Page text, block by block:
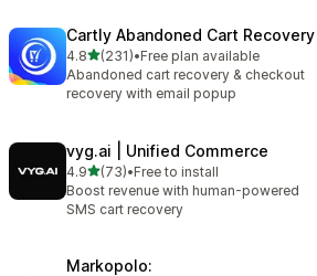
Cartly Abandoned Cart Recovery
4.8滿分 5 顆星
(231)
共有 231 則評價
•Free plan available
Abandoned cart recovery & checkout
recovery with email popup
vyg.ai | Unified Commerce
4.9滿分 5 顆星
(73)
共有 73 則評價
•Free to install
Boost revenue with human-powered
SMS cart recovery
Markopolo: